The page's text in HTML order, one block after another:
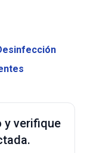
y verifique